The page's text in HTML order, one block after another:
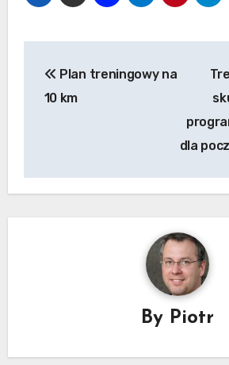
wpisu
Plan treningowy na
10 km
dla
By Piotr